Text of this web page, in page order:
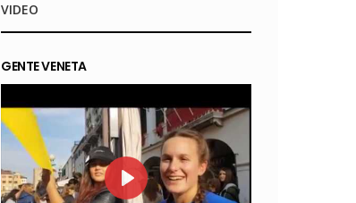
VIDEO
GENTE VENETA
Play